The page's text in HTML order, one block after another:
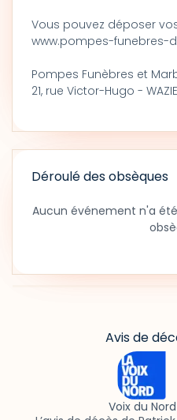
Vous pouvez déposer
www.pompes-funebres-
Pompes Funèbres et
21, rue Victor-Hugo -
Déroulé des obsèques
Aucun événement n'a
Avis de
Voix du